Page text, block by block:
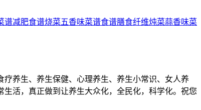
谱减肥食谱烧菜五香味菜谱食谱膳食纤维炖菜蒜香味菜
养生、养生保健、心理养生、养生小常识、女人养
活，真正做到让养生大众化，全民化，科学化。祝您